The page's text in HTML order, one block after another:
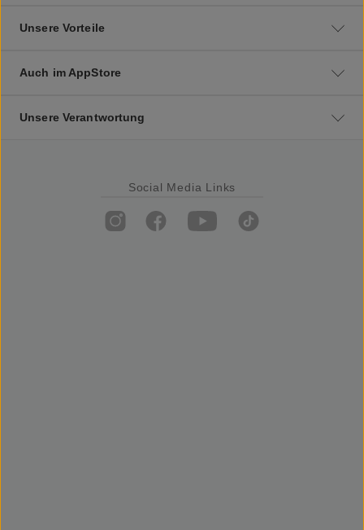
Unsere Vorteile
Auch im AppStore
Unsere Verantwortung
Social Media Links